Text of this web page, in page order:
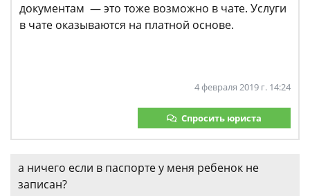
документам — это тоже возможно в чате. Услуги
в чате оказываются на платной основе.
4 февраля 2019 г. 14:24
Спросить юриста
а ничего если в паспорте у меня ребенок не
записан?